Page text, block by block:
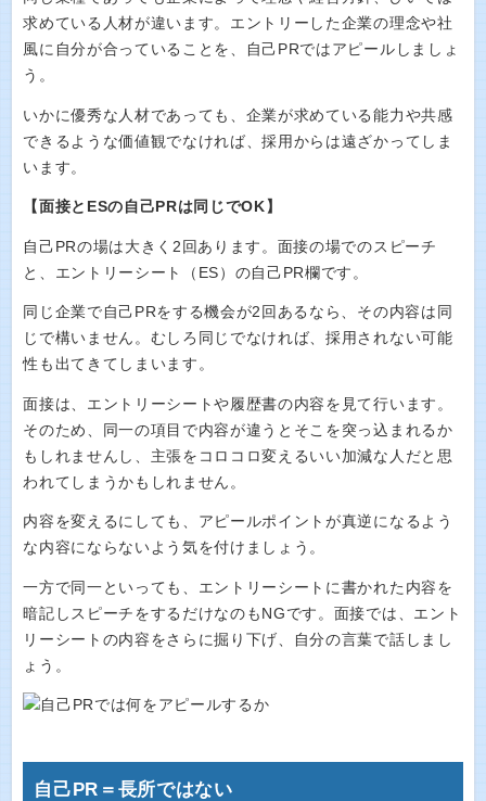
求めている人材が違います。エントリーした企業の理念や社
風に自分が合っていることを、自己PRではアピールしましょ
う。
いかに優秀な人材であっても、企業が求めている能力や共感
できるような価値観でなければ、採用からは遠ざかってしま
います。
【面接とESの自己PRは同じでOK】
自己PRの場は大きく2回あります。面接の場でのスピーチ
と、エントリーシート（ES）の自己PR欄です。
同じ企業で自己PRをする機会が2回あるなら、その内容は同
じで構いません。むしろ同じでなければ、採用されない可能
性も出てきてしまいます。
面接は、エントリーシートや履歴書の内容を見て行います。
そのため、同一の項目で内容が違うとそこを突っ込まれるか
もしれませんし、主張をコロコロ変えるいい加減な人だと思
われてしまうかもしれません。
内容を変えるにしても、アピールポイントが真逆になるよう
な内容にならないよう気を付けましょう。
一方で同一といっても、エントリーシートに書かれた内容を
暗記しスピーチをするだけなのもNGです。面接では、エント
リーシートの内容をさらに掘り下げ、自分の言葉で話しまし
ょう。
自己PR＝長所ではない